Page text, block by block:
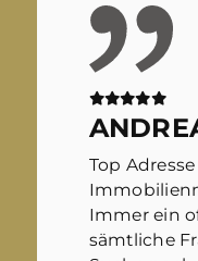
Top
Immer ein
sämtliche